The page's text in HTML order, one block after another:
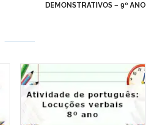
DEMONSTRATIVOS – 9º ANO